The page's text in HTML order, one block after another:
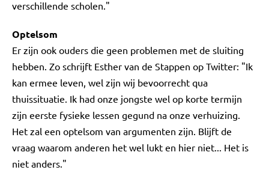
verschillende scholen."
Optelsom
Er zijn ook ouders die geen problemen met de sluiting
hebben. Zo schrijft Esther van de Stappen op Twitter: "Ik
kan ermee leven, wel zijn wij bevoorrecht qua
thuissituatie. Ik had onze jongste wel op korte termijn
zijn eerste fysieke lessen gegund na onze verhuizing.
Het zal een optelsom van argumenten zijn. Blijft de
vraag waarom anderen het wel lukt en hier niet... Het is
niet anders."